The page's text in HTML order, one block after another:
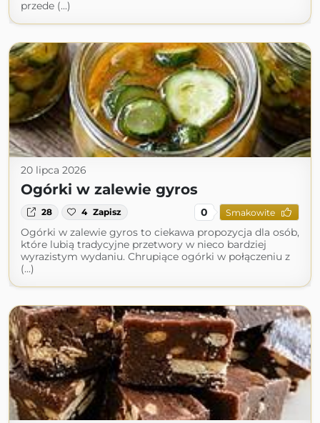
przede (...)
20 lipca 2026
Ogórki w zalewie gyros
28 4 Zapisz 0 Smakowite
Ogórki w zalewie gyros to ciekawa propozycja dla osób,
które lubią tradycyjne przetwory w nieco bardziej
wyrazistym wydaniu. Chrupiące ogórki w połączeniu z
(...)